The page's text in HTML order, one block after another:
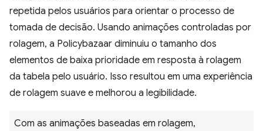
repetida pelos usuários para orientar o processo de
tomada de decisão. Usando animações controladas por
rolagem, a Policybazaar diminuiu o tamanho dos
elementos de baixa prioridade em resposta à rolagem
da tabela pelo usuário. Isso resultou em uma experiência
de rolagem suave e melhorou a legibilidade.
Com as animações baseadas em rolagem,